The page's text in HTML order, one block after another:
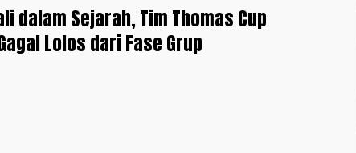
dalam Sejarah, Tim Thomas Cup
Lolos dari Fase Grup